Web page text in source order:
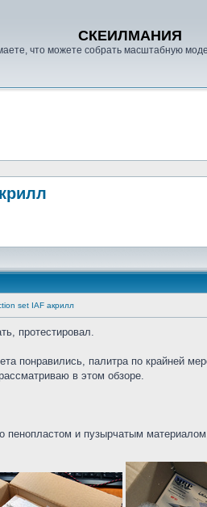
СКЕИЛМАНИЯ
что можете собрать масштабную
set IAF акрилл
протестировал.
понравились, палитра по крайней
в этом обзоре.
пенопластом и пузырчатым